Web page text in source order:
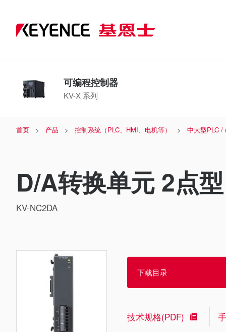
可编程控制器
KV-X 系列
首页 产品 控制系统（PLC、HMI、电机等） 中大型PLC /
D/A转换单元 2点型
KV-NC2DA
下载目录
技术规格(PDF)